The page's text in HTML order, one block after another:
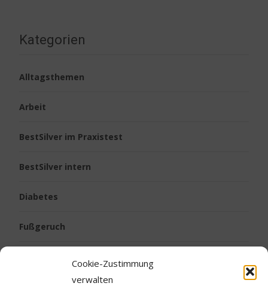
Cookie-Zustimmung
verwalten
Kategorien
Alltagsthemen
Arbeit
BestSilver im Praxistest
BestSilver intern
Diabetes
Fußgeruch